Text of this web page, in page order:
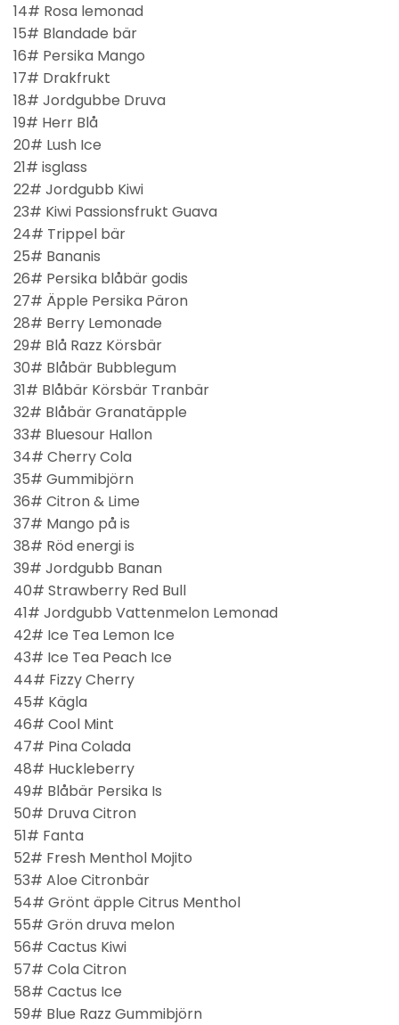
14# Rosa lemonad
15# Blandade bär
16# Persika Mango
17# Drakfrukt
18# Jordgubbe Druva
19# Herr Blå
20# Lush Ice
21# isglass
22# Jordgubb Kiwi
23# Kiwi Passionsfrukt Guava
24# Trippel bär
25# Bananis
26# Persika blåbär godis
27# Äpple Persika Päron
28# Berry Lemonade
29# Blå Razz Körsbär
30# Blåbär Bubblegum
31# Blåbär Körsbär Tranbär
32# Blåbär Granatäpple
33# Bluesour Hallon
34# Cherry Cola
35# Gummibjörn
36# Citron & Lime
37# Mango på is
38# Röd energi is
39# Jordgubb Banan
40# Strawberry Red Bull
41# Jordgubb Vattenmelon Lemonad
42# Ice Tea Lemon Ice
43# Ice Tea Peach Ice
44# Fizzy Cherry
45# Kägla
46# Cool Mint
47# Pina Colada
48# Huckleberry
49# Blåbär Persika Is
50# Druva Citron
51# Fanta
52# Fresh Menthol Mojito
53# Aloe Citronbär
54# Grönt äpple Citrus Menthol
55# Grön druva melon
56# Cactus Kiwi
57# Cola Citron
58# Cactus Ice
59# Blue Razz Gummibjörn